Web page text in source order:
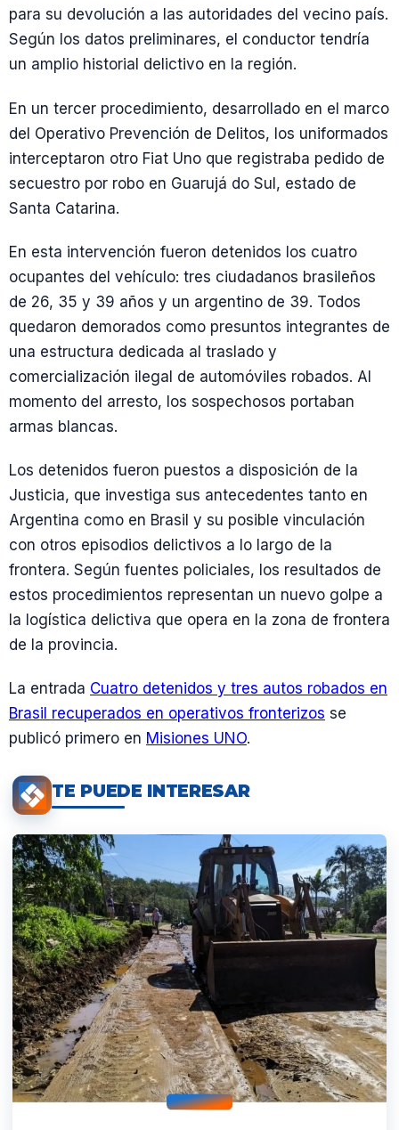
para su devolución a las autoridades del vecino país.
Según los datos preliminares, el conductor tendría
un amplio historial delictivo en la región.
En un tercer procedimiento, desarrollado en el marco
del Operativo Prevención de Delitos, los uniformados
interceptaron otro Fiat Uno que registraba pedido de
secuestro por robo en Guarujá do Sul, estado de
Santa Catarina.
En esta intervención fueron detenidos los cuatro
ocupantes del vehículo: tres ciudadanos brasileños
de 26, 35 y 39 años y un argentino de 39. Todos
quedaron demorados como presuntos integrantes de
una estructura dedicada al traslado y
comercialización ilegal de automóviles robados. Al
momento del arresto, los sospechosos portaban
armas blancas.
Los detenidos fueron puestos a disposición de la
Justicia, que investiga sus antecedentes tanto en
Argentina como en Brasil y su posible vinculación
con otros episodios delictivos a lo largo de la
frontera. Según fuentes policiales, los resultados de
estos procedimientos representan un nuevo golpe a
la logística delictiva que opera en la zona de frontera
de la provincia.
La entrada Cuatro detenidos y tres autos robados en
Brasil recuperados en operativos fronterizos se
publicó primero en Misiones UNO.
TE PUEDE INTERESAR